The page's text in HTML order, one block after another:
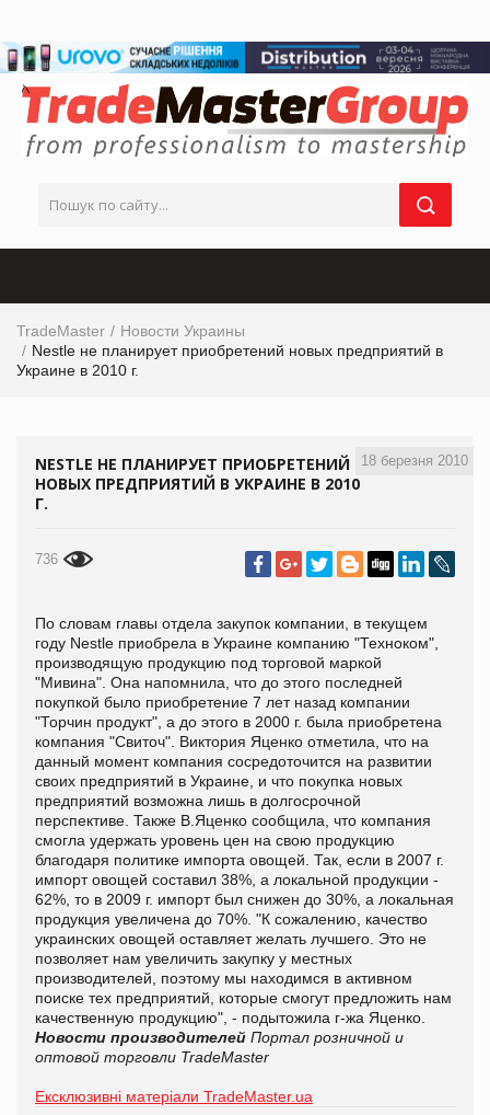
TradeMaster
Новости Украины
Nestle не планирует приобретений новых предприятий в
Украине в 2010 г.
18 березня 2010
NESTLE НЕ ПЛАНИРУЕТ ПРИОБРЕТЕНИЙ
НОВЫХ ПРЕДПРИЯТИЙ В УКРАИНЕ В 2010
Г.
736
По словам главы отдела закупок компании, в текущем
году Nestle приобрела в Украине компанию "Техноком",
производящую продукцию под торговой маркой
"Мивина". Она напомнила, что до этого последней
покупкой было приобретение 7 лет назад компании
"Торчин продукт", а до этого в 2000 г. была приобретена
компания "Свиточ". Виктория Яценко отметила, что на
данный момент компания сосредоточится на развитии
своих предприятий в Украине, и что покупка новых
предприятий возможна лишь в долгосрочной
перспективе. Также В.Яценко сообщила, что компания
смогла удержать уровень цен на свою продукцию
благодаря политике импорта овощей. Так, если в 2007 г.
импорт овощей составил 38%, а локальной продукции -
62%, то в 2009 г. импорт был снижен до 30%, а локальная
продукция увеличена до 70%. "К сожалению, качество
украинских овощей оставляет желать лучшего. Это не
позволяет нам увеличить закупку у местных
производителей, поэтому мы находимся в активном
поиске тех предприятий, которые смогут предложить нам
качественную продукцию", - подытожила г-жа Яценко.
Новости производителей Портал розничной и
оптовой торговли TradeMaster
Ексклюзивні матеріали TradeMaster.ua